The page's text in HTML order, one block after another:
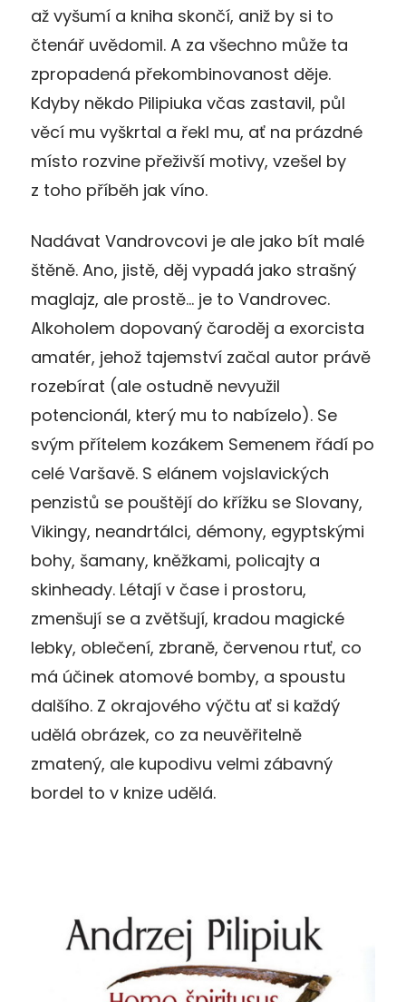
až vyšumí a kniha skončí, aniž by si to
čtenář uvědomil. A za všechno může ta
zpropadená překombinovanost děje.
Kdyby někdo Pilipiuka včas zastavil, půl
věcí mu vyškrtal a řekl mu, ať na prázdné
místo rozvine přeživší motivy, vzešel by
z toho příběh jak víno.
Nadávat Vandrovcovi je ale jako bít malé
štěně. Ano, jistě, děj vypadá jako strašný
maglajz, ale prostě… je to Vandrovec.
Alkoholem dopovaný čaroděj a exorcista
amatér, jehož tajemství začal autor právě
rozebírat (ale ostudně nevyužil
potencionál, který mu to nabízelo). Se
svým přítelem kozákem Semenem řádí po
celé Varšavě. S elánem vojslavických
penzistů se pouštějí do křížku se Slovany,
Vikingy, neandrtálci, démony, egyptskými
bohy, šamany, kněžkami, policajty a
skinheady. Létají v čase i prostoru,
zmenšují se a zvětšují, kradou magické
lebky, oblečení, zbraně, červenou rtuť, co
má účinek atomové bomby, a spoustu
dalšího. Z okrajového výčtu ať si každý
udělá obrázek, co za neuvěřitelně
zmatený, ale kupodivu velmi zábavný
bordel to v knize udělá.